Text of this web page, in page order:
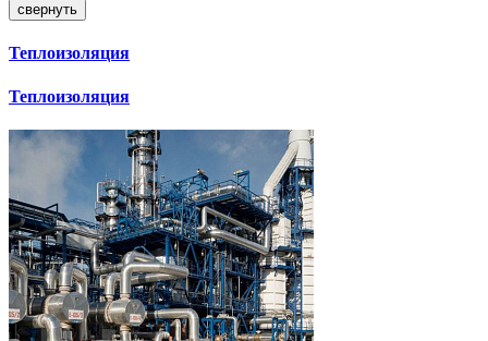
свернуть
Теплоизоляция
Теплоизоляция